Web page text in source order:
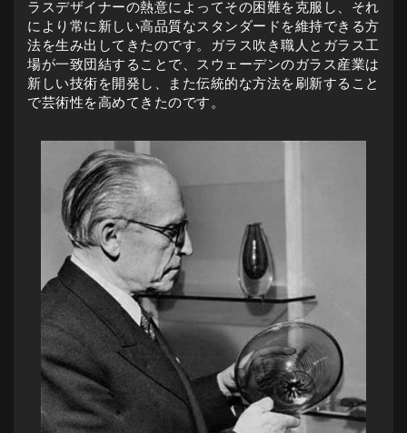
ラスデザイナーの熱意によってその困難を克服し、それ
により常に新しい高品質なスタンダードを維持できる方
法を生み出してきたのです。ガラス吹き職人とガラス工
場が一致団結することで、スウェーデンのガラス産業は
新しい技術を開発し、また伝統的な方法を刷新すること
で芸術性を高めてきたのです。